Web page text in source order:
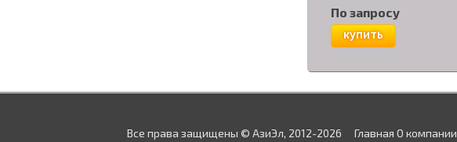
По запросу
купить
Все права защищены © АзиЭл, 2012-2026 Главная О компании